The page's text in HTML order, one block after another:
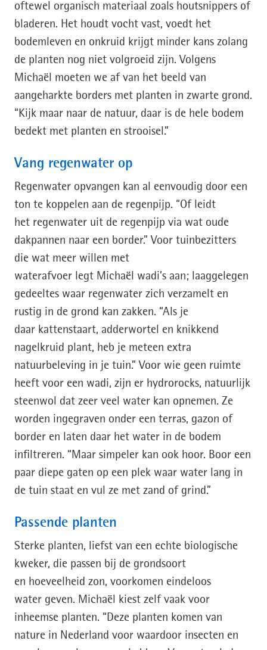
oftewel organisch materiaal zoals houtsnippers of
bladeren. Het houdt vocht vast, voedt het
bodemleven en onkruid krijgt minder kans zolang
de planten nog niet volgroeid zijn. Volgens
Michaël moeten we af van het beeld van
aangeharkte borders met planten in zwarte grond.
“Kijk maar naar de natuur, daar is de hele bodem
bedekt met planten en strooisel.”
Vang regenwater op
Regenwater opvangen kan al eenvoudig door een
ton te koppelen aan de regenpijp. “Of leidt
het regenwater uit de regenpijp via wat oude
dakpannen naar een border.” Voor tuinbezitters
die wat meer willen met
waterafvoer legt Michaël wadi’s aan; laaggelegen
gedeeltes waar regenwater zich verzamelt en
rustig in de grond kan zakken. “Als je
daar kattenstaart, adderwortel en knikkend
nagelkruid plant, heb je meteen extra
natuurbeleving in je tuin.” Voor wie geen ruimte
heeft voor een wadi, zijn er hydrorocks, natuurlijk
steenwol dat zeer veel water kan opnemen. Ze
worden ingegraven onder een terras, gazon of
border en laten daar het water in de bodem
infiltreren. “Maar simpeler kan ook hoor. Boor een
paar diepe gaten op een plek waar water lang in
de tuin staat en vul ze met zand of grind.”
Passende planten
Sterke planten, liefst van een echte biologische
kweker, die passen bij de grondsoort
en hoeveelheid zon, voorkomen eindeloos
water geven. Michaël kiest zelf vaak voor
inheemse planten. “Deze planten komen van
nature in Nederland voor waardoor insecten en